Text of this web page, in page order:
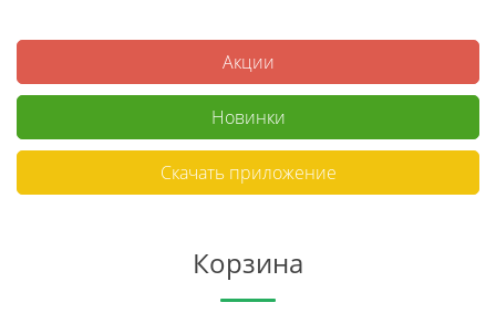
Акции
Новинки
Скачать приложение
Корзина